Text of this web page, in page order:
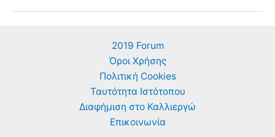
σε
2019 Forum
Όροι Χρήσης
Πολιτική Cookies
Ταυτότητα Ιστότοπου
Διαφήμιση στο Καλλιεργώ
Επικοινωνία